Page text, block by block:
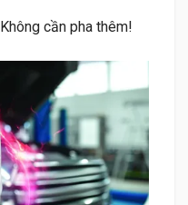
Không cần pha thêm!